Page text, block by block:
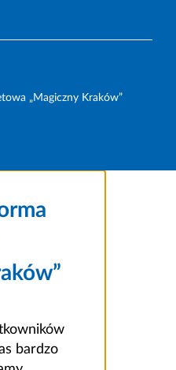
„Magiczny Kraków”
bardzo